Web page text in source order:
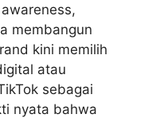
membangun
kini memilih
atau
sebagai
nyata bahwa